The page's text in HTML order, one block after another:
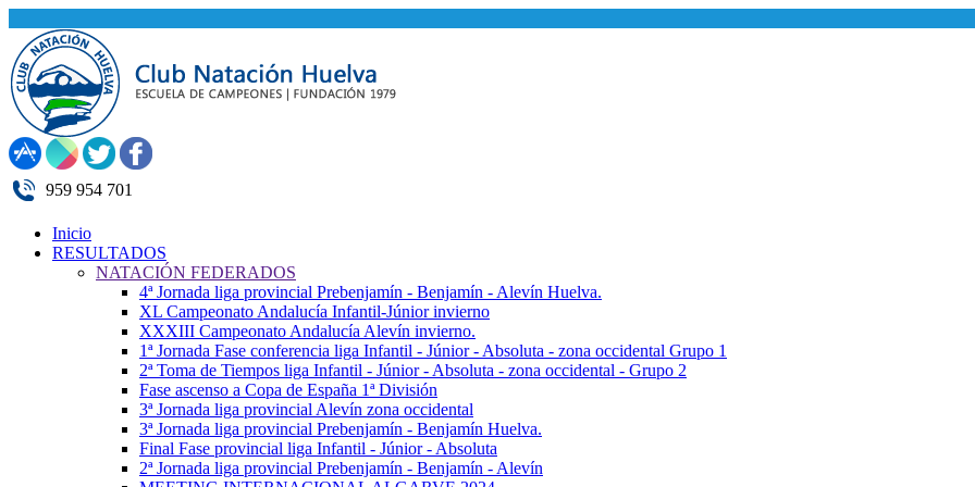
959 954 701
Inicio
RESULTADOS
NATACIÓN FEDERADOS
4ª Jornada liga provincial Prebenjamín - Benjamín - Alevín Huelva.
XL Campeonato Andalucía Infantil-Júnior invierno
XXXIII Campeonato Andalucía Alevín invierno.
1ª Jornada Fase conferencia liga Infantil - Júnior - Absoluta - zona occidental Grupo 1
2ª Toma de Tiempos liga Infantil - Júnior - Absoluta - zona occidental - Grupo 2
Fase ascenso a Copa de España 1ª División
3ª Jornada liga provincial Alevín zona occidental
3ª Jornada liga provincial Prebenjamín - Benjamín Huelva.
Final Fase provincial liga Infantil - Júnior - Absoluta
2ª Jornada liga provincial Prebenjamín - Benjamín - Alevín